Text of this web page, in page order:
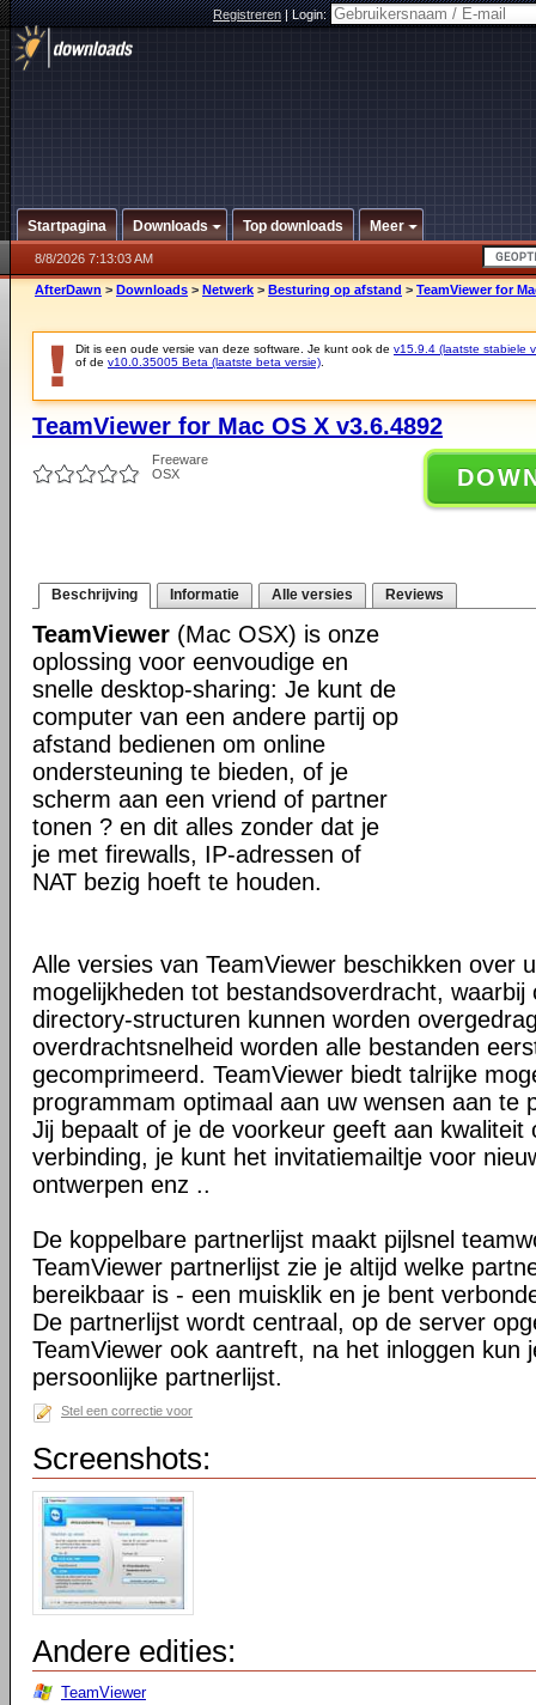
Registreren|Login:
Startpagina Downloads Top downloads Meer
8/8/2026 7:13:03 AM
AfterDawn > Downloads > Netwerk > Besturing op afstand > TeamViewer for
Dit is een oude versie van deze software. Je kunt ook de v15.9.4 (laatste stabiele
of de v10.0.35005 Beta (laatste beta versie)
TeamViewer for Mac OS X v3.6.4892
Freeware
OSX
Beschrijving Informatie Alle versies Reviews
TeamViewer (Mac OSX) is onze
oplossing voor eenvoudige en
snelle desktop-sharing: Je kunt de
computer van een andere partij op
afstand bedienen om online
ondersteuning te bieden, of je
scherm aan een vriend of partner
tonen ? en dit alles zonder dat je
je met firewalls, IP-adressen of
NAT bezig hoeft te houden.
Alle versies van TeamViewer beschikken over
mogelijkheden tot bestandsoverdracht, waarbij
directory-structuren kunnen worden
overdrachtsnelheid worden alle bestanden
gecomprimeerd. TeamViewer biedt talrijke
programmam optimaal aan uw wensen aan te
Jij bepaalt of je de voorkeur geeft aan kwaliteit
verbinding, je kunt het invitatiemailtje voor
ontwerpen enz ..
De koppelbare partnerlijst maakt pijlsnel
TeamViewer partnerlijst zie je altijd welke
bereikbaar is - een muisklik en je bent
De partnerlijst wordt centraal, op de server
TeamViewer ook aantreft, na het inloggen kun
persoonlijke partnerlijst.
Stel een correctie voor
Screenshots:
Andere edities:
TeamViewer